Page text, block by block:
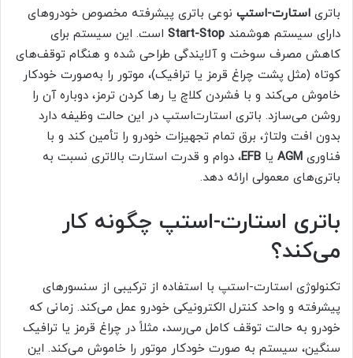
باتری استارت-استپ نوعی باتری پیشرفته مخصوص خودروهای
دارای سیستم هوشمند Start-Stop است. این سیستم برای
کاهش مصرف سوخت و آلایندگی طراحی شده و هنگام توقف‌های
کوتاه (مثل پشت چراغ قرمز یا ترافیک)، موتور را به‌صورت خودکار
خاموش می‌کند و با فشردن کلاچ یا رها کردن ترمز، دوباره آن را
روشن می‌سازد. باتری استارت‌استپ در این حالت وظیفه دارد
بدون افت ولتاژ، برق تمام تجهیزات خودرو را تأمین کند و با
فناوری AGM یا EFB، دوام و قدرت استارت بالاتری نسبت به
باتری‌های معمولی ارائه دهد.
باتری استارت-استپ چگونه کار
می‌کند؟
تکنولوژی استارت-استپ با استفاده از ترکیبی از سنسورهای
پیشرفته و واحد کنترل الکترونیکی خودرو عمل می‌کند. زمانی که
خودرو به حالت توقف کامل می‌رسد، مثلاً در چراغ قرمز یا ترافیک
سنگین، سیستم به صورت خودکار موتور را خاموش می‌کند. این